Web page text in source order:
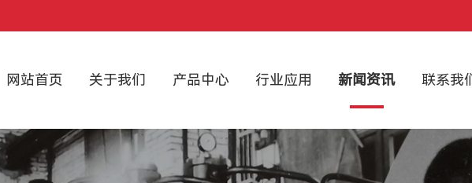
网站首页
关于我们 产品中心 行业应用 新闻资讯 联系我